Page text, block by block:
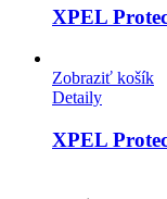
XPEL
Zobraziť košík
Detaily
XPEL